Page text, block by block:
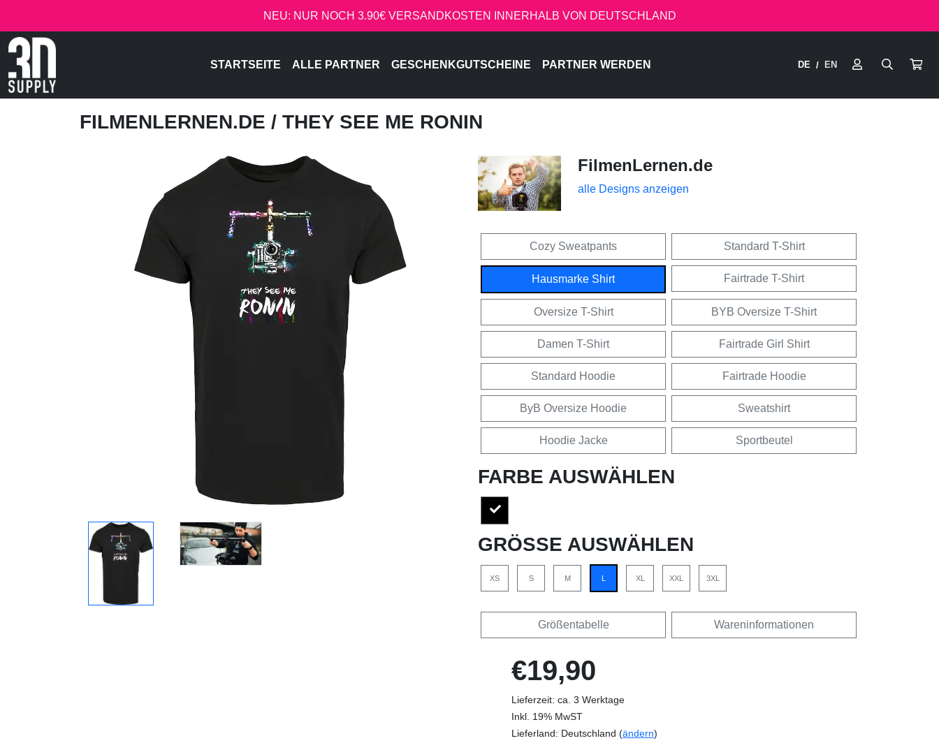
NEU: NUR NOCH 3.90€ VERSANDKOSTEN INNERHALB VON DEUTSCHLAND
STARTSEITE ALLE PARTNER GESCHENKGUTSCHEINE PARTNER WERDEN DE / EN
FILMENLERNEN.DE / THEY SEE ME RONIN
FilmenLernen.de
alle Designs anzeigen
Cozy Sweatpants Standard T-Shirt
Hausmarke Shirt Fairtrade T-Shirt
Oversize T-Shirt BYB Oversize T-Shirt
Damen T-Shirt Fairtrade Girl Shirt
Standard Hoodie Fairtrade Hoodie
ByB Oversize Hoodie Sweatshirt
Hoodie Jacke Sportbeutel
FARBE AUSWÄHLEN
GRÖSSE AUSWÄHLEN
XS S M L XL XXL 3XL
Größentabelle Wareninformationen
€19,90
Lieferzeit: ca. 3 Werktage
Inkl. 19% MwST
Lieferland: Deutschland (ändern)